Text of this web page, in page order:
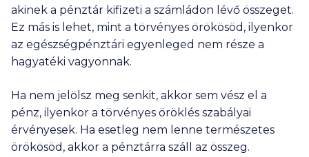
akinek a pénztár kifizeti a számládon lévő összeget.
Ez más is lehet, mint a törvényes örökösöd, ilyenkor
az egészségpénztári egyenleged nem része a
hagyatéki vagyonnak.
Ha nem jelölsz meg senkit, akkor sem vész el a
pénz, ilyenkor a törvényes öröklés szabályai
érvényesek. Ha esetleg nem lenne természetes
örökösöd, akkor a pénztárra száll az összeg.